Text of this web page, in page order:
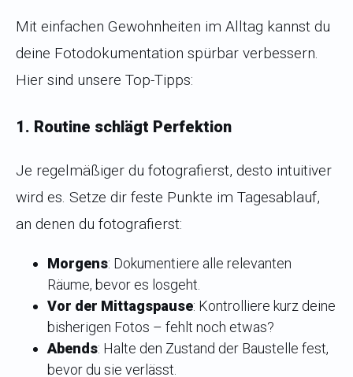
Mit einfachen Gewohnheiten im Alltag kannst du
deine Fotodokumentation spürbar verbessern.
Hier sind unsere Top-Tipps:
1. Routine schlägt Perfektion
Je regelmäßiger du fotografierst, desto intuitiver
wird es. Setze dir feste Punkte im Tagesablauf,
an denen du fotografierst:
Morgens: Dokumentiere alle relevanten
Räume, bevor es losgeht.
Vor der Mittagspause: Kontrolliere kurz deine
bisherigen Fotos – fehlt noch etwas?
Abends: Halte den Zustand der Baustelle fest,
bevor du sie verlässt.